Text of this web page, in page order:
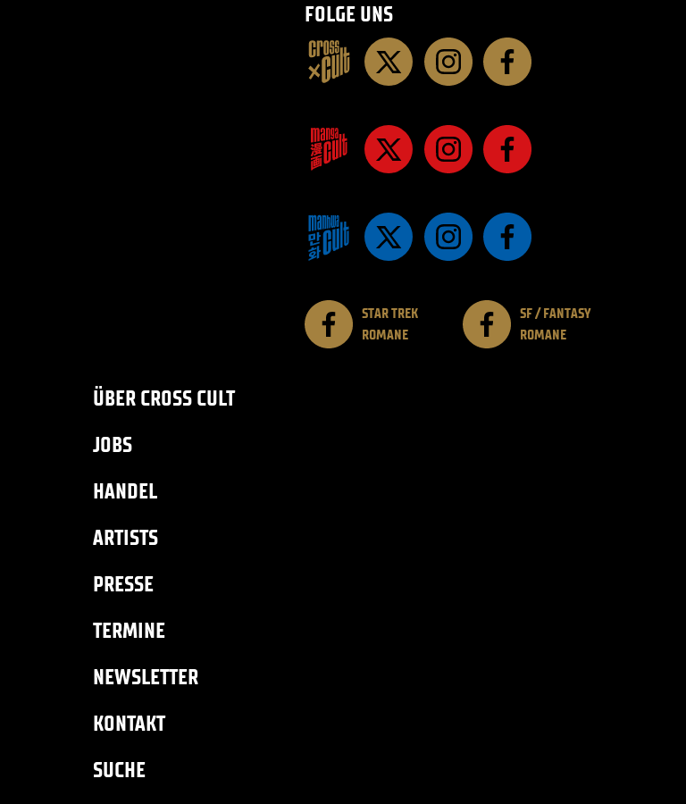
FOLGE UNS
STAR TREK
ROMANE
SF / FANTASY
ROMANE
ÜBER CROSS CULT
JOBS
HANDEL
ARTISTS
PRESSE
TERMINE
NEWSLETTER
KONTAKT
SUCHE